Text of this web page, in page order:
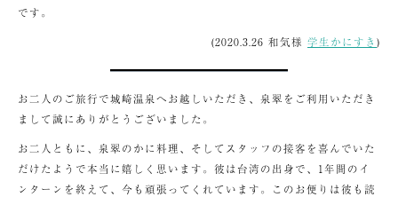
です。
(2020.3.26 和気様 学生かにすき )
お二人のご旅行で城崎温泉へお越しいただき、泉翠をご利用いただき
まして誠にありがとうございました。
お二人ともに、泉翠のかに料理、そしてスタッフの接客を喜んでいた
だけたようで本当に嬉しく思います。彼は台湾の出身で、1年間のイ
ンターンを終えて、今も頑張ってくれています。このお便りは彼も読